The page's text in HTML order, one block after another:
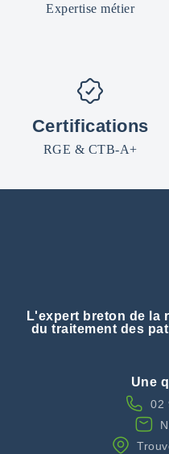
Expertise métier
Certifications
RGE & CTB-A+
L'expert breton de la
du traitement des
Une
02